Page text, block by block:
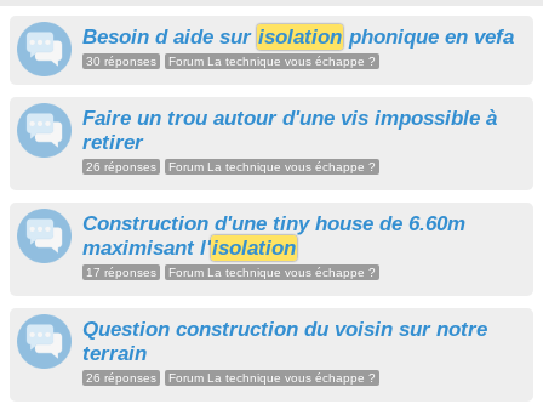
Besoin d aide sur isolation phonique en vefa
30 réponses Forum La technique vous échappe ?
Faire un trou autour d'une vis impossible à
retirer
26 réponses Forum La technique vous échappe ?
Construction d'une tiny house de 6.60m
maximisant l'isolation
17 réponses Forum La technique vous échappe ?
Question construction du voisin sur notre
terrain
26 réponses Forum La technique vous échappe ?